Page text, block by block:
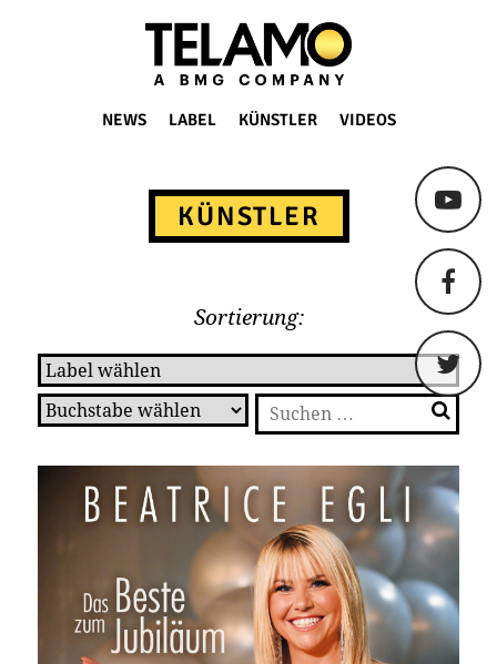
TELAMO
NEWS LABEL KÜNSTLER VIDEOS
KÜNSTLER
Sortierung:
Suchen
nach: